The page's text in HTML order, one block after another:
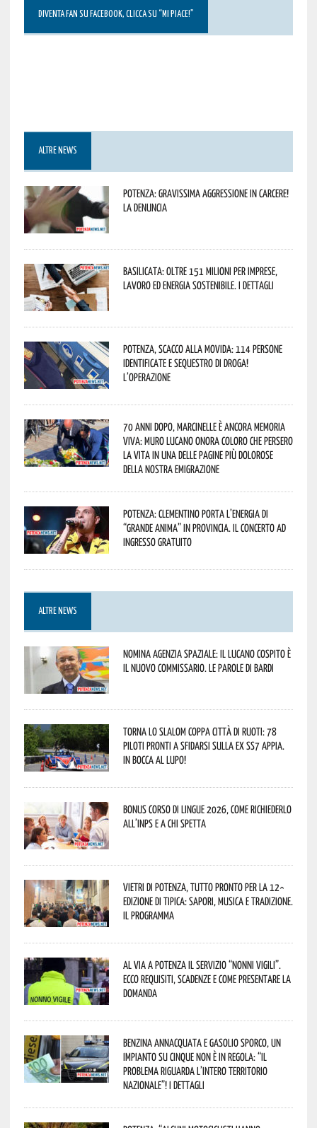
DIVENTA FAN SU FACEBOOK, CLICCA SU “MI PIACE!”
ALTRE NEWS
Potenza: gravissima aggressione in Carcere!
La denuncia
Basilicata: oltre 151 milioni per imprese,
lavoro ed energia sostenibile. I dettagli
Potenza, scacco alla movida: 114 persone
identificate e sequestro di droga!
L’operazione
70 anni dopo, Marcinelle è ancora memoria
viva: Muro Lucano onora coloro che persero
la vita in una delle pagine più dolorose
della nostra emigrazione
Potenza: Clementino porta l’energia di
“Grande Anima” in provincia. Il concerto ad
ingresso gratuito
ALTRE NEWS
Nomina Agenzia Spaziale: il lucano Cospito è
il nuovo commissario. Le parole di Bardi
Torna lo Slalom Coppa Città di Ruoti: 78
piloti pronti a sfidarsi sulla ex SS7 Appia.
In bocca al lupo!
Bonus corso di lingue 2026, come richiederlo
all’INPS e a chi spetta
Vietri di Potenza, tutto pronto per la 12^
Edizione di Tipica: sapori, musica e tradizione.
Il programma
Al via a Potenza il servizio “Nonni Vigili”.
Ecco requisiti, scadenze e come presentare la
domanda
Benzina annacquata e gasolio sporco, un
impianto su cinque non è in regola: “il
problema riguarda l’intero territorio
Nazionale”! I dettagli